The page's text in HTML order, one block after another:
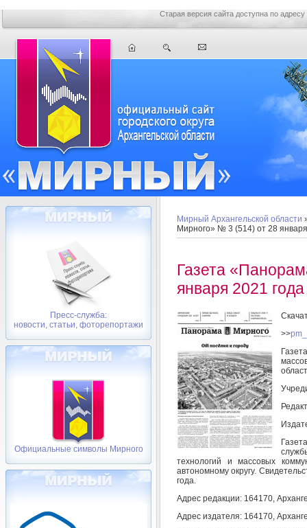
Старая версия сайта доступна по адресу
Пресс-служба:
новости, статьи, фоторепортажи
Официальные символы Мирного
Мирный Архангельской области
Мирного» № 3 (514) от 28
Газета
января 2021 года
>>
технологий и массовых
автономному округу.
года.
Адрес редакции: 164170,
Адрес издателя: 164170,